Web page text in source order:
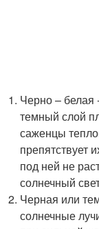
Черно –
темный слой
саженцы
препятствует
под ней не
солнечный
Черная или
солнечные